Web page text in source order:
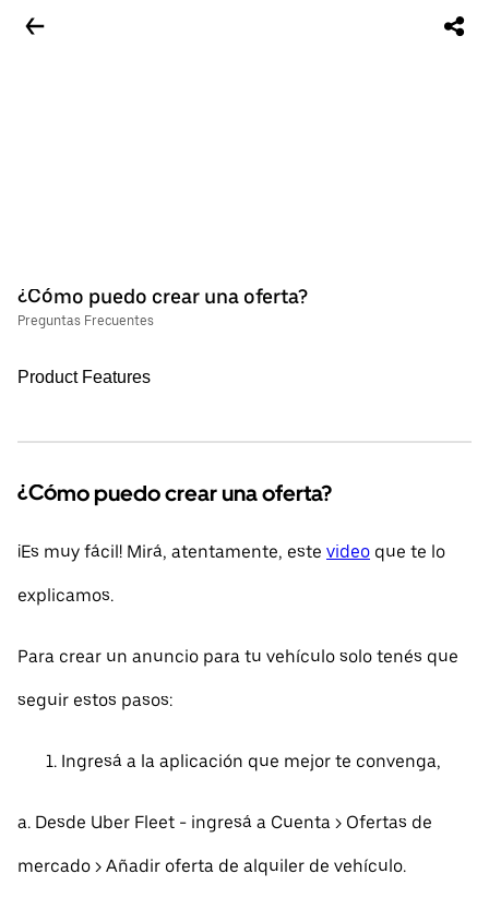
¿Cómo puedo crear una oferta?
Preguntas Frecuentes
Product Features
¿Cómo puedo crear una oferta?
¡Es muy fácil! Mirá, atentamente, este video que te lo
explicamos.
Para crear un anuncio para tu vehículo solo tenés que
seguir estos pasos:
Ingresá a la aplicación que mejor te convenga,
a. Desde Uber Fleet - ingresá a Cuenta > Ofertas de
mercado > Añadir oferta de alquiler de vehículo.